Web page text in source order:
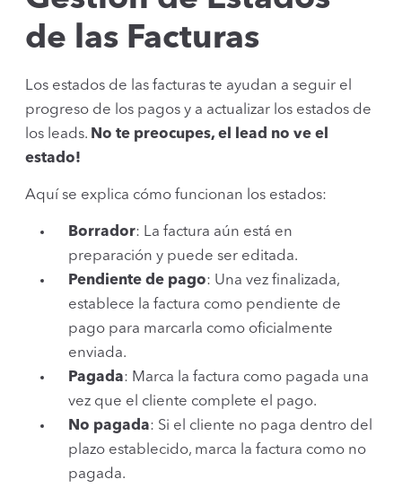
de las Facturas
Los estados de las facturas te ayudan a seguir el
progreso de los pagos y a actualizar los estados de
los leads. No te preocupes, el lead no ve el
estado!
Aquí se explica cómo funcionan los estados:
Borrador: La factura aún está en
preparación y puede ser editada.
Pendiente de pago: Una vez finalizada,
establece la factura como pendiente de
pago para marcarla como oficialmente
enviada.
Pagada: Marca la factura como pagada una
vez que el cliente complete el pago.
No pagada: Si el cliente no paga dentro del
plazo establecido, marca la factura como no
pagada.